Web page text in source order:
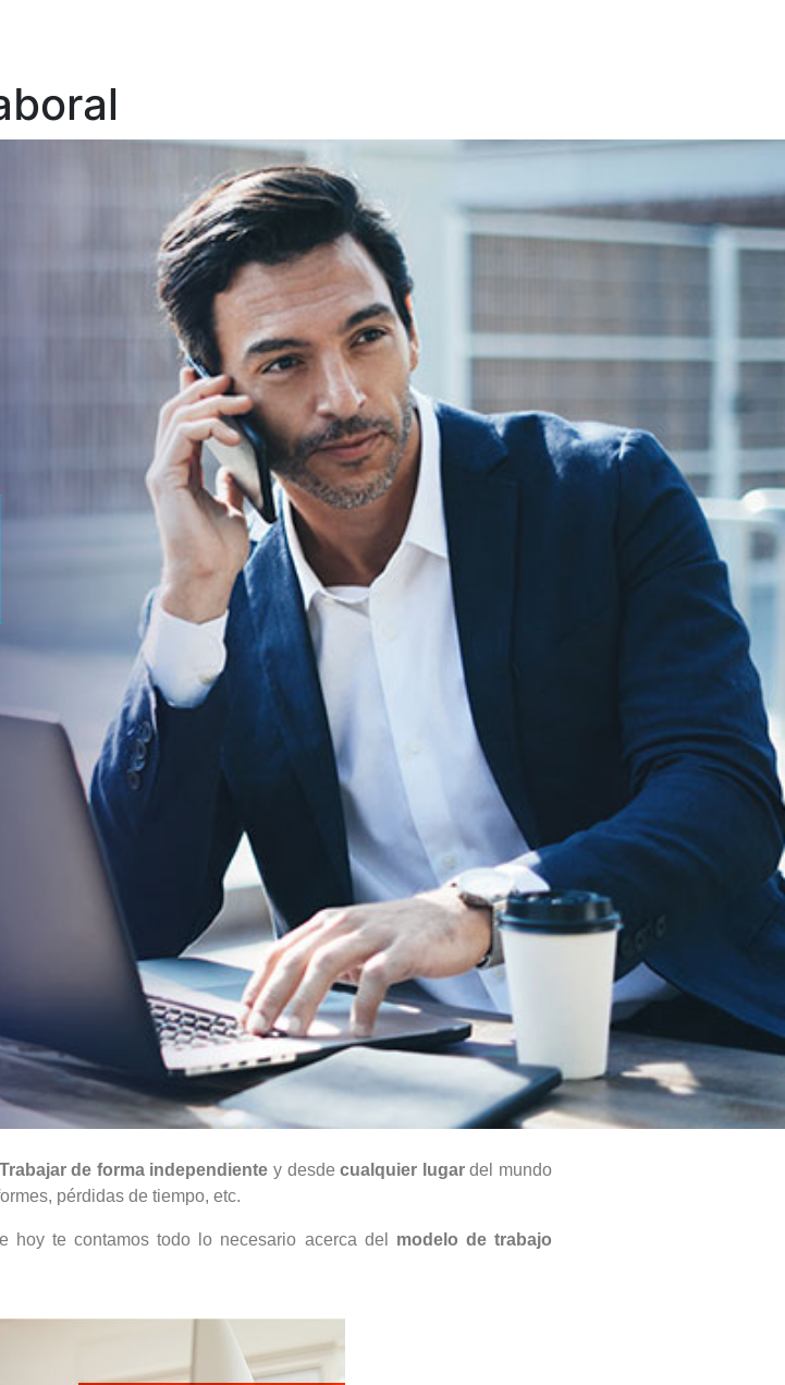
Trabajar de forma independiente y desdecualquier lugardel mundo
pérdidas de tiempo, etc.
hoy te contamos todo lo necesario acerca del modelo de trabajo